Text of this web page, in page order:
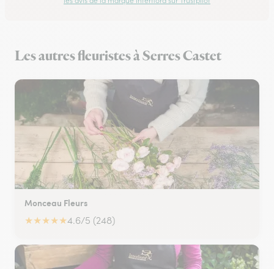
Les autres fleuristes à Serres Castet
Monceau Fleurs
★★★★★4.6/5 (248)